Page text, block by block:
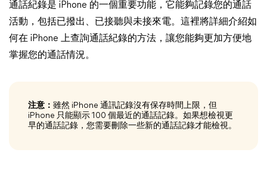
通話紀錄是 iPhone 的一個重要功能，它能夠記錄您的通話
活動，包括已撥出、已接聽與未接來電。這裡將詳細介紹如
何在 iPhone 上查詢通話紀錄的方法，讓您能夠更加方便地
掌握您的通話情況。
注意： 雖然 iPhone 通訊記錄沒有保存時間上限，但
iPhone 只能顯示 100 個最近的通話記錄。如果想檢視更
早的通話記錄，您需要刪除一些新的通話記錄才能檢視。